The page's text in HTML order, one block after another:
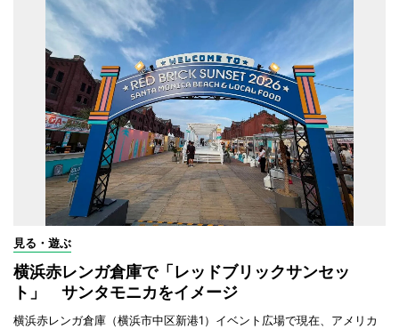
見る・遊ぶ
横浜赤レンガ倉庫で「レッドブリックサンセッ
ト」 サンタモニカをイメージ
横浜赤レンガ倉庫（横浜市中区新港1）イベント広場で現在、アメリカ